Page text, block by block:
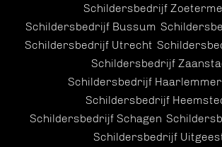
Schildersbedrijf
Schildersbedrijf Bussum
Schildersbedrijf Utrecht
Schildersbedrijf
Schildersbedrijf
Schildersbedrijf
Schildersbedrijf Schagen
Schildersbedrijf